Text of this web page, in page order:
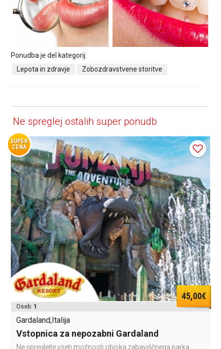
Ponudba je del kategorij:
Lepota in zdravje
Zobozdravstvene storitve
Ne spreglej ostalih super ponudb
SUPER
CENA
45,00€
Oseb: 1
Gardaland,Italija
Vstopnica za nepozabni Gardaland
Ne spreglejte vseh možnosti obiska zabaviščnega parka